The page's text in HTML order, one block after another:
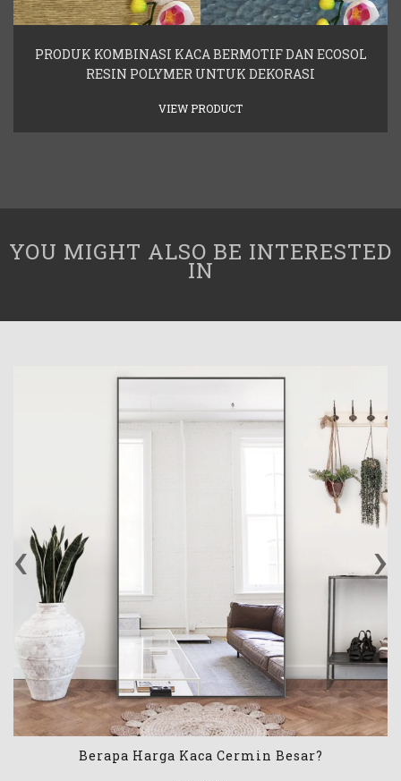
PRODUK KOMBINASI KACA BERMOTIF DAN ECOSOL
RESIN POLYMER UNTUK DEKORASI
VIEW PRODUCT
YOU MIGHT ALSO BE INTERESTED
IN
Berapa Harga Kaca Cermin Besar?
‹ ›